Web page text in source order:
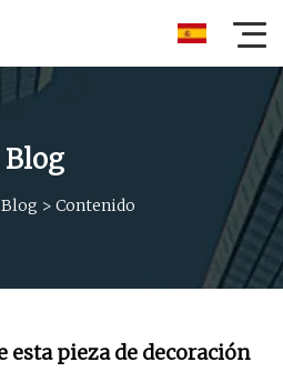
Blog
Blog > Contenido
esta pieza de decoración